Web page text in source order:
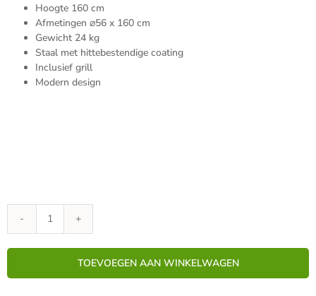
Hoogte 160 cm
Afmetingen ⌀56 x 160 cm
Gewicht 24 kg
Staal met hittebestendige coating
Inclusief grill
Modern design
GardenMaxX
TOEVOEGEN AAN WINKELWAGEN